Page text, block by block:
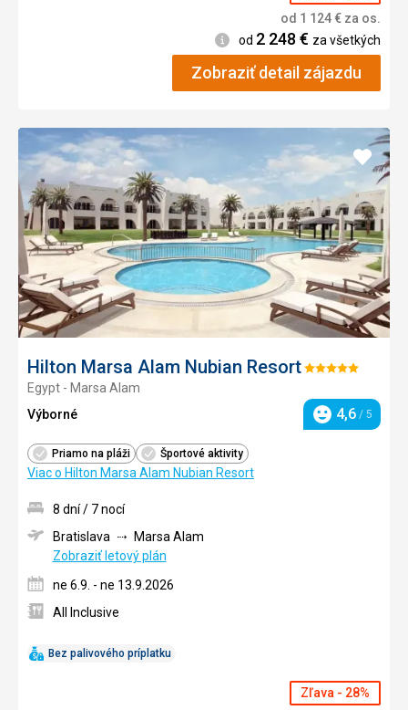
od 1 124€ za os.
Informácie
od 2 248 € za všetkých
Zobraziť detail zájazdu
Hilton Marsa Alam Nubian ResortHodnotenie:
Egypt - Marsa Alam
Výborné
Hodnotenie
4,6 / 5
Priamo na pláži Športové aktivity
Viac o Hilton Marsa Alam Nubian Resort
Pridať
do
Bez palivového príplatku
8 dní / 7 nocí
Bratislava
Marsa Alam
Zobraziť letový plán
ne 6.9. - ne 13.9.2026
All Inclusive
Zľava - 28%